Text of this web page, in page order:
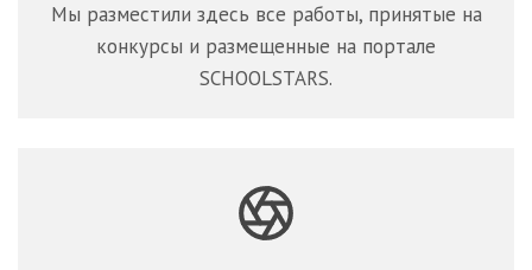
Мы разместили здесь все работы, принятые на
конкурсы и размещенные на портале
SCHOOLSTARS.